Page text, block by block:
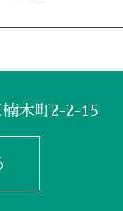
木町2-2-15